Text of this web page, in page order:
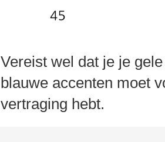
Vereist wel dat je je
blauwe accenten moet
vertraging hebt.